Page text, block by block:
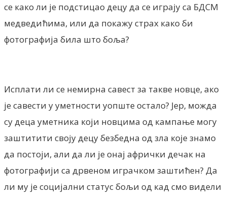
се како ли је подстицао децу да се играју са БДСМ
медведићима, или да покажу страх како би
фотографија била што боља?
Исплати ли се немирна савест за такве новце, ако
је савести у уметности уопште остало? Јер, можда
су деца уметника који новцима од кампање могу
заштитити своју децу безбедна од зла које знамо
да постоји, али да ли је онај афрички дечак на
фотографији са дрвеном играчком заштићен? Да
ли му је социјални статус бољи од кад смо видели